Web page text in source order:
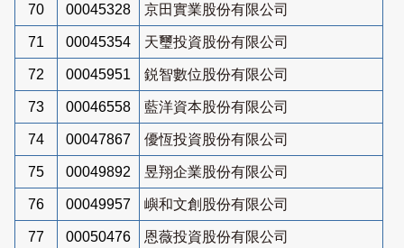
70 00045328 京田實業股份有限公司
71 00045354 天璽投資股份有限公司
72 00045951 鋭智數位股份有限公司
73 00046558 藍洋資本股份有限公司
74 00047867 優恆投資股份有限公司
75 00049892 昱翔企業股份有限公司
76 00049957 嶼和文創股份有限公司
77 00050476 恩薇投資股份有限公司